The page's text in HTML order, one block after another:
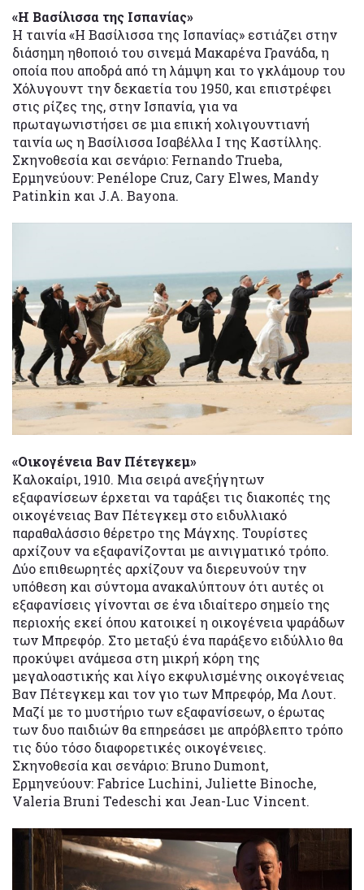
«Η Βασίλισσα της Ισπανίας»
Η ταινία «Η Βασίλισσα της Ισπανίας» εστιάζει στην
διάσημη ηθοποιό του σινεμά Μακαρένα Γρανάδα, η
οποία που αποδρά από τη λάμψη και το γκλάμουρ του
Χόλυγουντ την δεκαετία του 1950, και επιστρέφει
στις ρίζες της, στην Ισπανία, για να
πρωταγωνιστήσει σε μια επική χολιγουντιανή
ταινία ως η Βασίλισσα Ισαβέλλα Ι της Καστίλλης.
Σκηνοθεσία και σενάριο: Fernando Trueba,
Ερμηνεύουν: Penélope Cruz, Cary Elwes, Mandy
Patinkin και J.A. Bayona.
«Οικογένεια Βαν Πέτεγκεμ»
Καλοκαίρι, 1910. Μια σειρά ανεξήγητων
εξαφανίσεων έρχεται να ταράξει τις διακοπές της
οικογένειας Βαν Πέτεγκεμ στο ειδυλλιακό
παραθαλάσσιο θέρετρο της Μάγχης. Τουρίστες
αρχίζουν να εξαφανίζονται με αινιγματικό τρόπο.
Δύο επιθεωρητές αρχίζουν να διερευνούν την
υπόθεση και σύντομα ανακαλύπτουν ότι αυτές οι
εξαφανίσεις γίνονται σε ένα ιδιαίτερο σημείο της
περιοχής εκεί όπου κατοικεί η οικογένεια ψαράδων
των Μπρεφόρ. Στο μεταξύ ένα παράξενο ειδύλλιο θα
προκύψει ανάμεσα στη μικρή κόρη της
μεγαλοαστικής και λίγο εκφυλισμένης οικογένειας
Βαν Πέτεγκεμ και τον γιο των Μπρεφόρ, Μα Λουτ.
Μαζί με το μυστήριο των εξαφανίσεων, ο έρωτας
των δυο παιδιών θα επηρεάσει με απρόβλεπτο τρόπο
τις δύο τόσο διαφορετικές οικογένειες.
Σκηνοθεσία και σενάριο: Bruno Dumont,
Ερμηνεύουν: Fabrice Luchini, Juliette Binoche,
Valeria Bruni Tedeschi και Jean-Luc Vincent.